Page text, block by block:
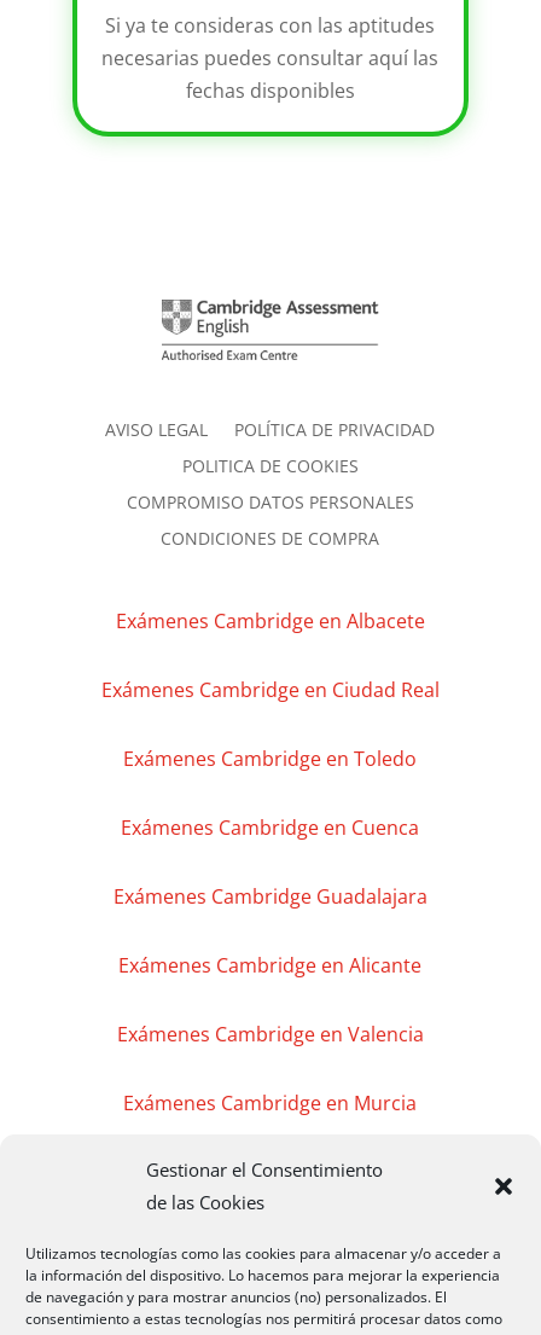
Gestionar el Consentimiento
de las Cookies
Utilizamos tecnologías como las cookies para almacenar y/o acceder a
la información del dispositivo. Lo hacemos para mejorar la experiencia
de navegación y para mostrar anuncios (no) personalizados. El
consentimiento a estas tecnologías nos permitirá procesar datos como
Si ya te consideras con las aptitudes
necesarias puedes consultar aquí las
fechas disponibles
AVISO LEGAL
POLÍTICA DE PRIVACIDAD
POLITICA DE COOKIES
COMPROMISO DATOS PERSONALES
CONDICIONES DE COMPRA
Exámenes Cambridge en Albacete
Exámenes Cambridge en Ciudad Real
Exámenes Cambridge en Toledo
Exámenes Cambridge en Cuenca
Exámenes Cambridge Guadalajara
Exámenes Cambridge en Alicante
Exámenes Cambridge en Valencia
Exámenes Cambridge en Murcia
Exámenes Cambridge en Madrid
Exámenes Cambridge Cáceres